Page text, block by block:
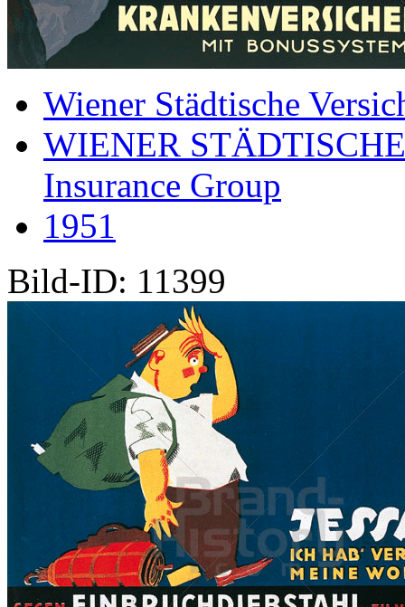
Wiener Städtische
WIENER
Insurance Group
1951
Bild-ID: 11399